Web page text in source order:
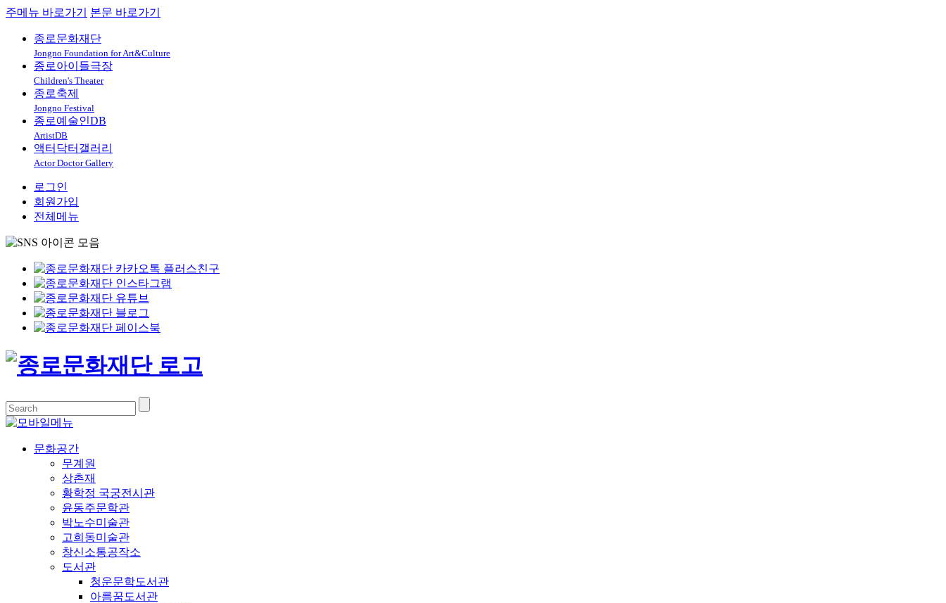
주메뉴 바로가기 본문 바로가기
종로문화재단
Jongno Foundation for Art&Culture
종로아이들극장
Children's Theater
종로축제
Jongno Festival
종로예술인DB
ArtistDB
액터닥터갤러리
Actor Doctor Gallery
로그인
회원가입
전체메뉴
문화공간
무계원
상촌재
황학정 국궁전시관
윤동주문학관
박노수미술관
고희동미술관
창신소통공작소
도서관
청운문학도서관
아름꿈도서관